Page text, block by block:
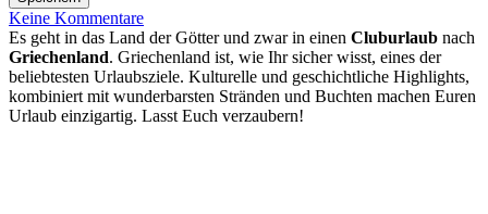
Keine Kommentare
Es geht in das Land der Götter und zwar in einen Cluburlaub nach
Griechenland. Griechenland ist, wie Ihr sicher wisst, eines der
beliebtesten Urlaubsziele. Kulturelle und geschichtliche Highlights,
kombiniert mit wunderbarsten Stränden und Buchten machen Euren
Urlaub einzigartig. Lasst Euch verzaubern!